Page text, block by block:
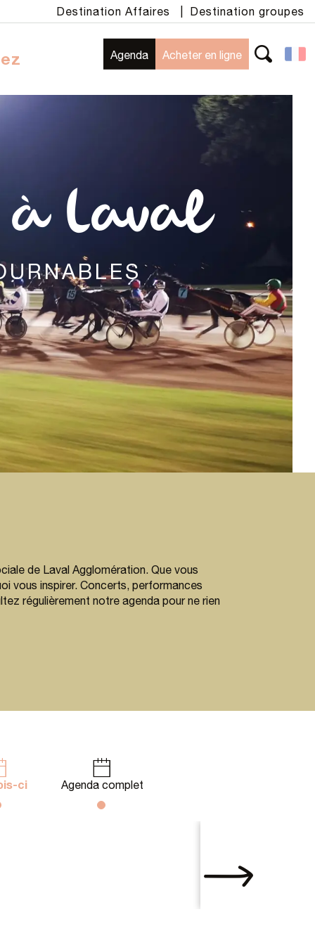
Agenda Acheter en ligne
Recherche
Destination Affaires Destination groupes
à Laval
de Laval Agglomération. Que vous
vous inspirer. Concerts, performances
régulièrement notre agenda pour ne rien
ci Agenda complet